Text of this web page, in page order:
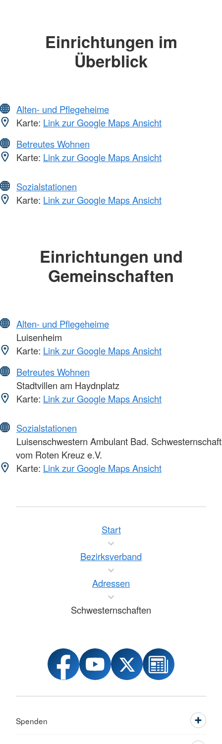
Einrichtungen im
Überblick
Alten- und Pflegeheime
Karte: Link zur Google Maps Ansicht
Betreutes Wohnen
Karte: Link zur Google Maps Ansicht
Sozialstationen
Karte: Link zur Google Maps Ansicht
Einrichtungen und
Gemeinschaften
Alten- und Pflegeheime
Luisenheim
Karte: Link zur Google Maps Ansicht
Betreutes Wohnen
Stadtvillen am Haydnplatz
Karte: Link zur Google Maps Ansicht
Sozialstationen
Luisenschwestern Ambulant Bad. Schwesternschaft
vom Roten Kreuz e.V.
Karte: Link zur Google Maps Ansicht
Start
Bezirksverband
Adressen
Schwesternschaften
Spenden